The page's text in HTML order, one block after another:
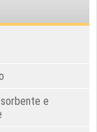
e